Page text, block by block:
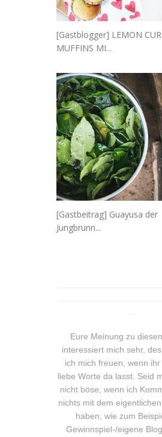
[Gastblogger] LEMON
MUFFINS MI...
[Gastbeitrag] Guayusa der
Jungbrunn...
Eure Meinung zu
interessiert mich sehr,
ich mich freuen, wenn
liebe Worte da lasst. Seid
nicht böse, wenn ich
nichts mit dem
haben, wie zum
Gewinnspiel-/eigene